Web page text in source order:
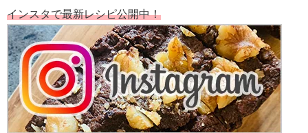
インスタで最新レシピ公開中！